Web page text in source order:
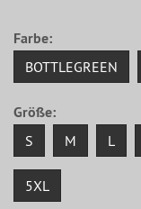
Farbe:
BOTTLEGREEN
Größe:
S M L
5XL